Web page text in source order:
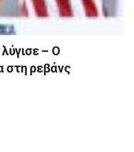
– Ο
στη ρεβάνς